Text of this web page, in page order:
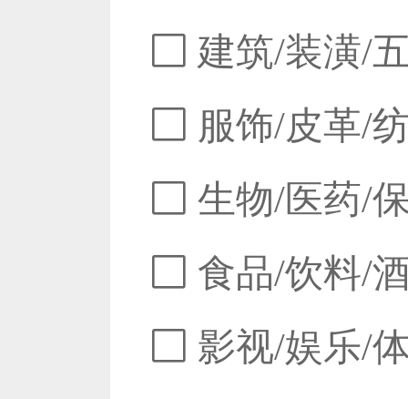
建筑/装潢/
服饰/皮革/
生物/医药/
食品/饮料/
影视/娱乐/